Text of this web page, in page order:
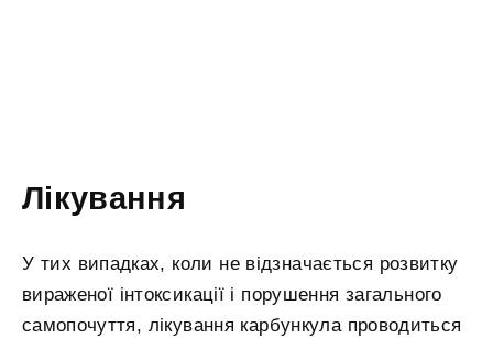
Лікування
У тих випадках, коли не відзначається розвитку
вираженої інтоксикації і порушення загального
самопочуття, лікування карбункула проводиться